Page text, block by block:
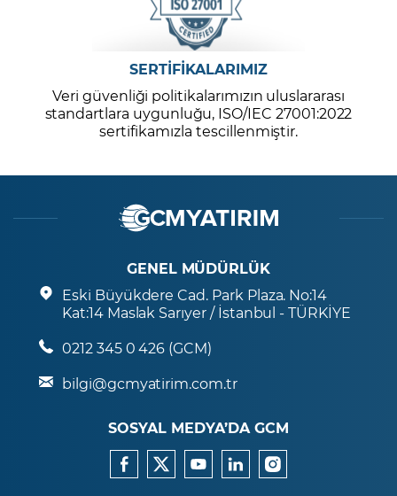
SERTİFİKALARIMIZ
Veri güvenliği politikalarımızın uluslararası
standartlara uygunluğu, ISO/IEC 27001:2022
sertifikamızla tescillenmiştir.
GENEL MÜDÜRLÜK
Eski Büyükdere Cad. Park Plaza. No:14
Kat:14 Maslak Sarıyer / İstanbul - TÜRKİYE
0212 345 0 426 (GCM)
bilgi@gcmyatirim.com.tr
SOSYAL MEDYA’DA GCM